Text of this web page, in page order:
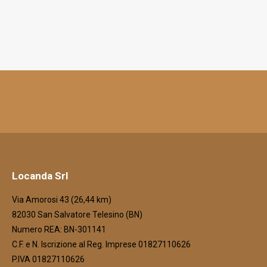
Locanda Srl
Via Amorosi 43 (26,44 km)
82030 San Salvatore Telesino (BN)
Numero REA: BN-301141
C.F. e N. Iscrizione al Reg. Imprese 01827110626
P.IVA 01827110626